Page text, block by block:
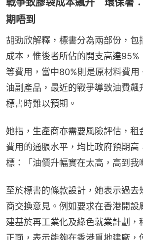
戰爭致膠袋成本飆升 環保署
期唔到
胡勁欣解釋，標書分為兩部份，包
成本，惟後者所佔的開支高達95%
等費用，當中80%則是原材料費用
油副產品，最近的戰爭導致油費飆
標書時難以預期。
她指，生產商亦需要風險評估，租
費用的通脹水平，均比政府預期高
標：「油價升幅實在太高，高到我
至於標書的條款設計，她表示過去
商交換意見。例如要求在香港開設
建基於再工業化及綠色就業計劃，